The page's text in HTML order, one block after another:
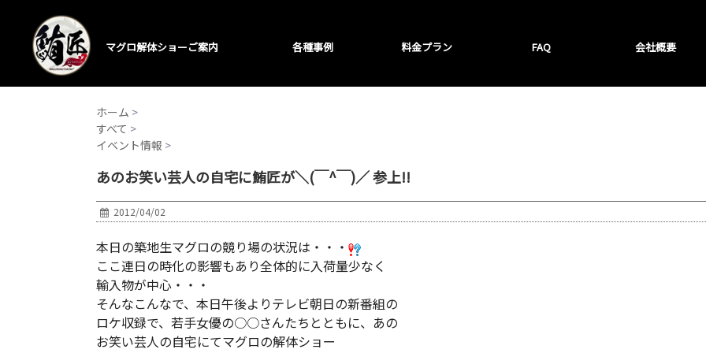
マグロ解体ショーご案内 各種事例 料金プラン FAQ 会社概要
ホーム >
すべて >
イベント情報 >
あのお笑い芸人の自宅に鮪匠が＼(￣^￣)／ 参上!!
2012/04/02
本日の築地生マグロの競り場の状況は・・・
ここ連日の時化の影響もあり全体的に入荷量少なく
輸入物が中心・・・
そんなこんなで、本日午後よりテレビ朝日の新番組の
ロケ収録で、若手女優の○○さんたちとともに、あの
お笑い芸人の自宅にてマグロの解体ショー